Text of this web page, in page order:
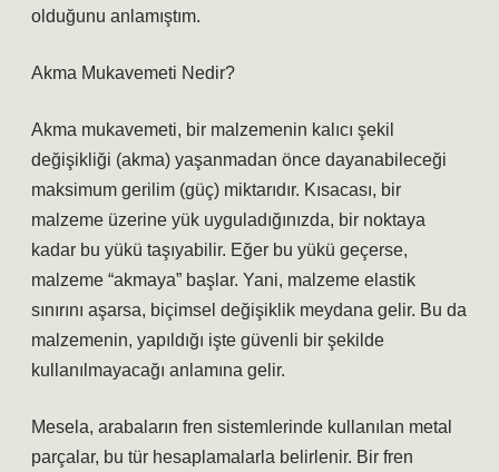
olduğunu anlamıştım.
Akma Mukavemeti Nedir?
Akma mukavemeti, bir malzemenin kalıcı şekil
değişikliği (akma) yaşanmadan önce dayanabileceği
maksimum gerilim (güç) miktarıdır. Kısacası, bir
malzeme üzerine yük uyguladığınızda, bir noktaya
kadar bu yükü taşıyabilir. Eğer bu yükü geçerse,
malzeme “akmaya” başlar. Yani, malzeme elastik
sınırını aşarsa, biçimsel değişiklik meydana gelir. Bu da
malzemenin, yapıldığı işte güvenli bir şekilde
kullanılmayacağı anlamına gelir.
Mesela, arabaların fren sistemlerinde kullanılan metal
parçalar, bu tür hesaplamalarla belirlenir. Bir fren